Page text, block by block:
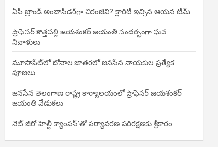
decrease
ఏపీ బ్రాండ్ అంబాసిడర్‌గా చిరంజీవి? క్లారిటీ ఇచ్చిన ఆయన టీమ్
ప్రొఫెసర్ కొత్తపల్లి జయశంకర్ జయంతి సందర్భంగా ఘన
నివాళులు
మూసాపేట్‌లో బోనాల జాతరలో జనసేన నాయకుల ప్రత్యేక
పూజలు
జనసేన తెలంగాణ రాష్ట్ర కార్యాలయంలో ప్రొఫెసర్ జయశంకర్
జయంతి వేడుకలు
నెట్ జీరో హెల్దీ క్యాంపస్’తో పర్యావరణ పరిరక్షణకు శ్రీకారం